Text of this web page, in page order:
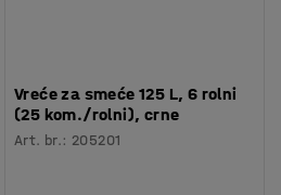
Vreće za smeće 125 L, 6 rolni
(25 kom./rolni), crne
Art. br.: 205201